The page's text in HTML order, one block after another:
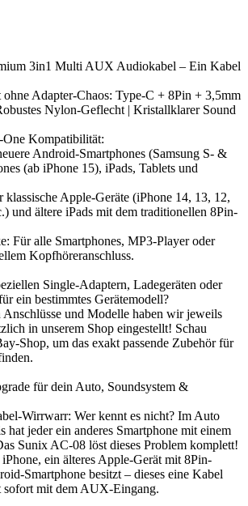
3in1 Multi AUX Audiokabel – Ein Kabel
Adapter-Chaos: Type-C + 8Pin + 3,5mm
Nylon-Geflecht | Kristallklarer Sound
Kompatibilität:
Android-Smartphones (Samsung S- &
(ab iPhone 15), iPads, Tablets und
klassische Apple-Geräte (iPhone 14, 13, 12,
und ältere iPads mit dem traditionellen 8Pin-
Für alle Smartphones, MP3-Player oder
Kopfhöreranschluss.
Single-Adaptern, Ladegeräten oder
ein bestimmtes Gerätemodell?
und Modelle haben wir jeweils
in unserem Shop eingestellt! Schau
Shop, um das exakt passende Zubehör für
für dein Auto, Soundsystem &
Wirrwarr: Wer kennt es nicht? Im Auto
hat jeder ein anderes Smartphone mit einem
Sunix AC-08 löst dieses Problem komplett!
ein älteres Apple-Gerät mit 8Pin-
Smartphone besitzt – dieses eine Kabel
sofort mit dem AUX-Eingang.